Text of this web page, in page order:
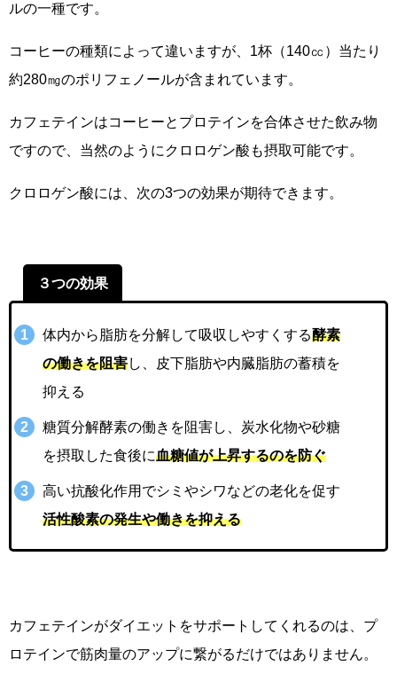
ルの一種です。
コーヒーの種類によって違いますが、1杯（140㏄）当たり
約280㎎のポリフェノールが含まれています。
カフェテインはコーヒーとプロテインを合体させた飲み物
ですので、当然のようにクロロゲン酸も摂取可能です。
クロロゲン酸には、次の3つの効果が期待できます。
３つの効果
体内から脂肪を分解して吸収しやすくする酵素
の働きを阻害し、皮下脂肪や内臓脂肪の蓄積を
抑える
糖質分解酵素の働きを阻害し、炭水化物や砂糖
を摂取した食後に血糖値が上昇するのを防ぐ
高い抗酸化作用でシミやシワなどの老化を促す
活性酸素の発生や働きを抑える
カフェテインがダイエットをサポートしてくれるのは、プ
ロテインで筋肉量のアップに繋がるだけではありません。